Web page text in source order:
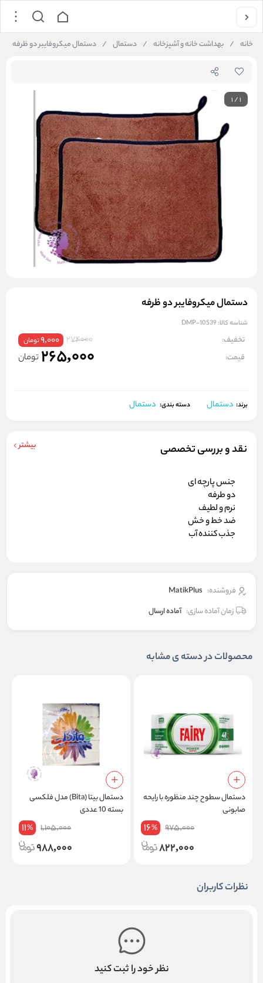
خانه / بهداشت خانه و آشپزخانه / دستمال / دستمال میکروفایبر دو ظرفه
1/1
دستمال میکروفایبر دو ظرفه
شناسه کالا: DMP-10539
تخفیف: 274000
9,000تومان
قیمت: 265,000 تومان
برند: دستمال دسته بندی: دستمال
نقد و بررسی تخصصی بیشتر
جنس پارچه ای
دو طرفه
نرم و لطیف
ضد خط و خش
جذب کننده آب
فروشنده: MatikPlus
زمان آماده سازی: آماده ارسال
محصولات در دسته ی مشابه
دستمال سطوح چند منظوره با رایحه
صابونی
975,000
16%
822,000
دستمال بیتا (Bita) مدل فلکسی
بسته 10 عددی
1,105,000
11%
988,000
نظرات کاربران
نظر خود را ثبت کنید